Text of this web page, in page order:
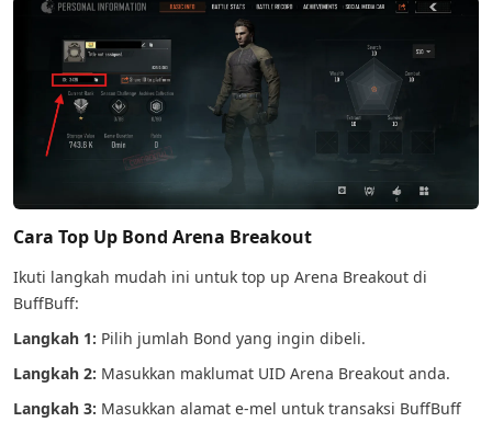
Cara Top Up Bond Arena Breakout
Ikuti langkah mudah ini untuk top up Arena Breakout di
BuffBuff:
Langkah 1: Pilih jumlah Bond yang ingin dibeli.
Langkah 2: Masukkan maklumat UID Arena Breakout anda.
Langkah 3: Masukkan alamat e-mel untuk transaksi BuffBuff